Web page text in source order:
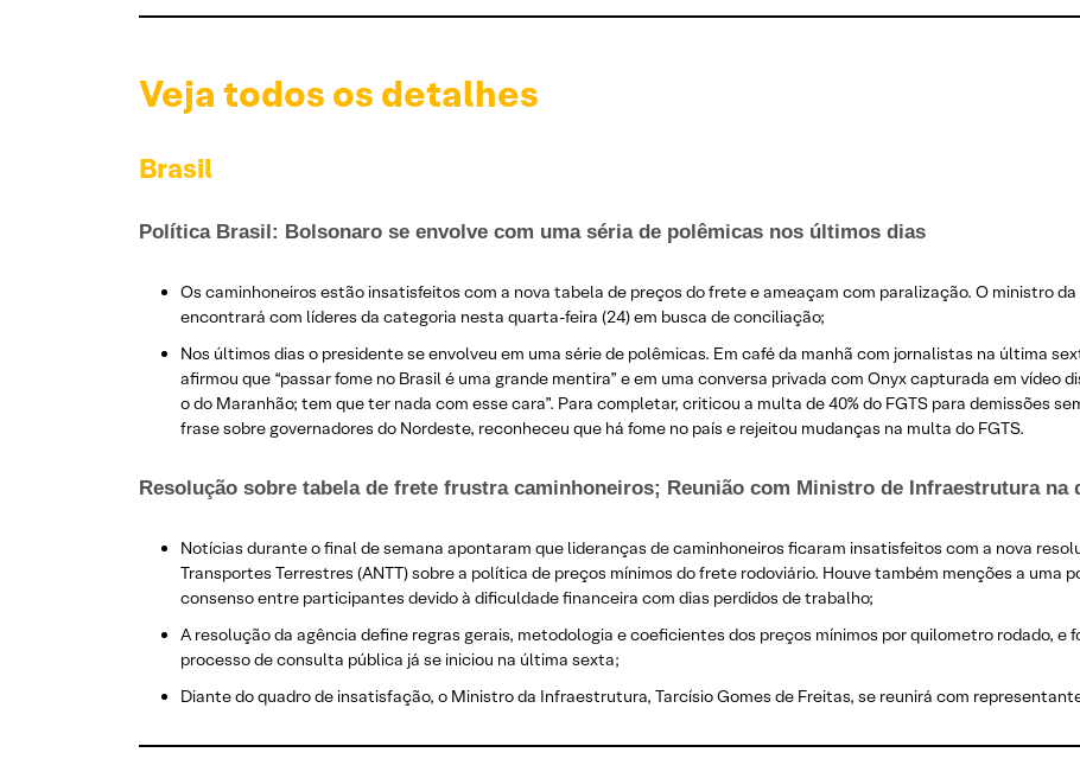
Veja todos os detalhes
Brasil
Política Brasil: Bolsonaro se envolve com uma séria de polêmicas nos últimos dias
Os caminhoneiros estão insatisfeitos com a nova tabela de preços do frete e ameaçam com paralização. O ministro
encontrará com líderes da categoria nesta quarta-feira (24) em busca de conciliação;
Nos últimos dias o presidente se envolveu em uma série de polêmicas. Em café da manhã com jornalistas na última
afirmou que “passar fome no Brasil é uma grande mentira” e em uma conversa privada com Onyx capturada em vídeo
o do Maranhão; tem que ter nada com esse cara”. Para completar, criticou a multa de 40% do FGTS para demissões
frase sobre governadores do Nordeste, reconheceu que há fome no país e rejeitou mudanças na multa do FGTS.
Resolução sobre tabela de frete frustra caminhoneiros; Reunião com Ministro de Infraestrutura na
Notícias durante o final de semana apontaram que lideranças de caminhoneiros ficaram insatisfeitos com a nova
Transportes Terrestres (ANTT) sobre a política de preços mínimos do frete rodoviário. Houve também menções a uma
consenso entre participantes devido à dificuldade financeira com dias perdidos de trabalho;
A resolução da agência define regras gerais, metodologia e coeficientes dos preços mínimos por quilometro rodado, e
processo de consulta pública já se iniciou na última sexta;
Diante do quadro de insatisfação, o Ministro da Infraestrutura, Tarcísio Gomes de Freitas, se reunirá com